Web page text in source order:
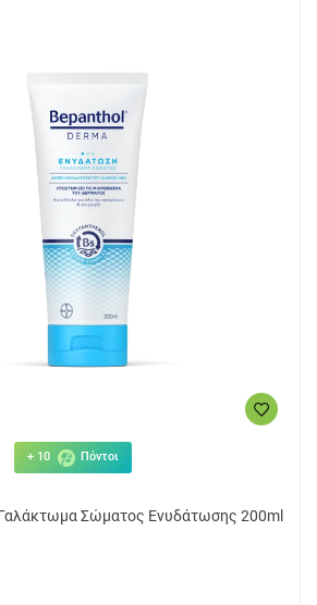
+ 10 Πόντοι
Σώματος Ενυδάτωσης 200ml